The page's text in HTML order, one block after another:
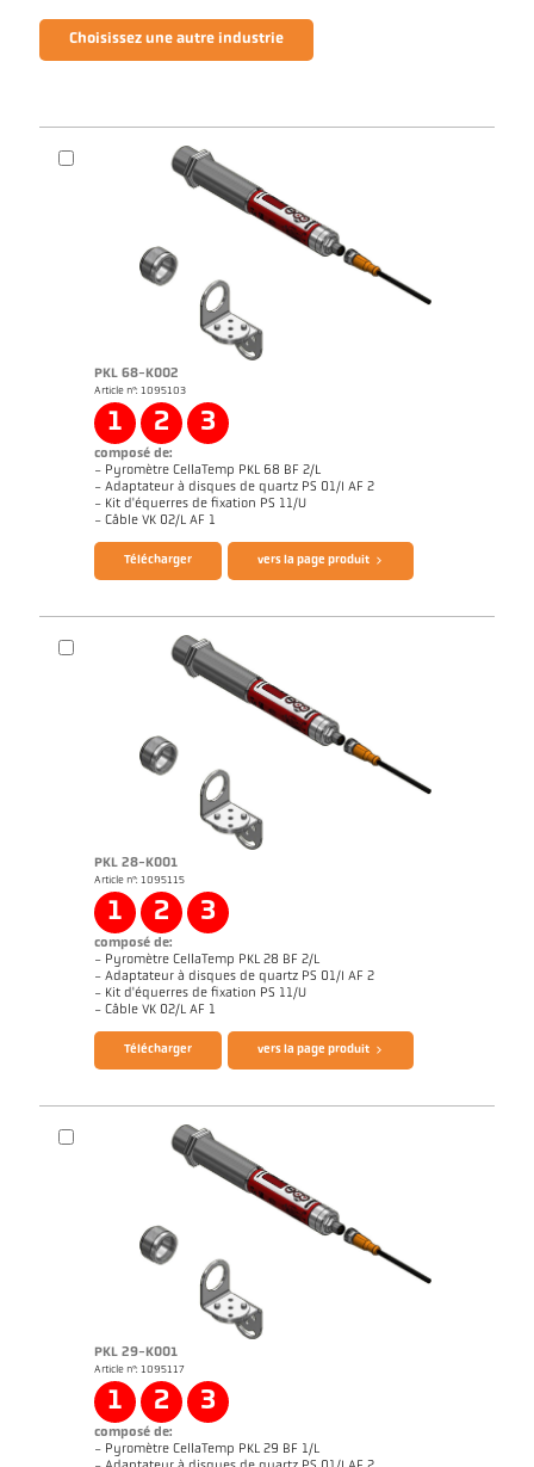
Choisissez une autre industrie
PKL 68-K002
Article n°: 1095103
1 2 3
composé de:
- Pyromètre CellaTemp PKL 68 BF 2/L
- Adaptateur à disques de quartz PS 01/I AF 2
- Kit d'équerres de fixation PS 11/U
- Câble VK 02/L AF 1
Brochure CellaTemp PK PKF PKL Questionnaire thermomètres infrarouges
Télécharger vers la page produit
PKL 28-K001
Article n°: 1095115
1 2 3
composé de:
- Pyromètre CellaTemp PKL 28 BF 2/L
- Adaptateur à disques de quartz PS 01/I AF 2
- Kit d'équerres de fixation PS 11/U
- Câble VK 02/L AF 1
Brochure CellaTemp PK PKF PKL Questionnaire thermomètres infrarouges
Télécharger vers la page produit
PKL 29-K001
Article n°: 1095117
1 2 3
composé de:
- Pyromètre CellaTemp PKL 29 BF 1/L